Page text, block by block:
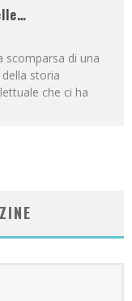
scomparsa di una
storia
che ci ha